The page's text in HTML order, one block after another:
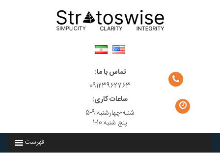
تماس با ما:
09123962763
ساعات کاری:
شنبه-چهارشنبه:9-5
پنج شنبه:10-1
فهرست